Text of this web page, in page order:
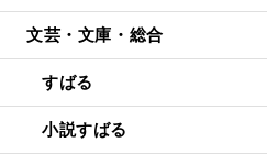
文芸・文庫・総合
すばる
小説すばる